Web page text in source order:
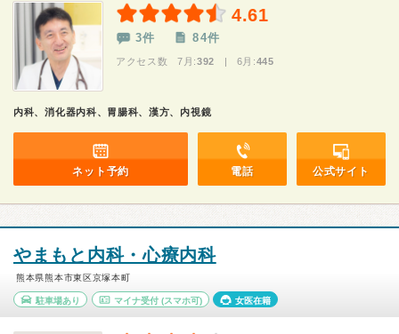
4.61
3件 84件
アクセス数 7月:392 | 6月:445
内科、消化器内科、胃腸科、漢方、内視鏡
ネット予約 電話 公式サイト
やまもと内科・心療内科
熊本県熊本市東区京塚本町
駐車場あり マイナ受付(スマホ可) 女医在籍